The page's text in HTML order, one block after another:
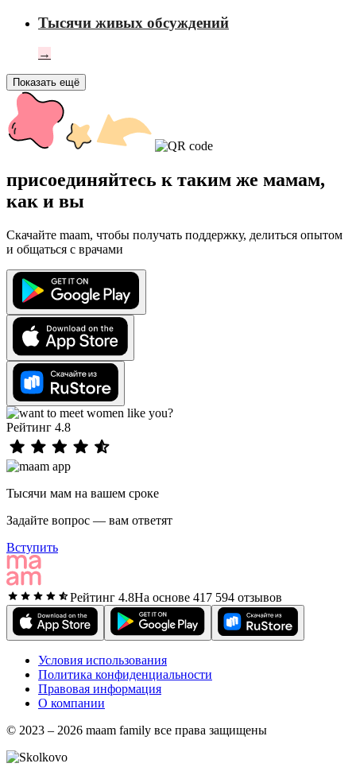
Тысячи живых обсуждений
→
Показать ещё
присоединяйтесь к таким же мамам,
как и вы
Скачайте maam, чтобы получать поддержку, делиться опытом
и общаться с врачами
Рейтинг 4.8
Тысячи мам на вашем сроке
Задайте вопрос — вам ответят
Вступить
Рейтинг 4.8На основе 417 594 отзывов
Условия использования
Политика конфиденциальности
Правовая информация
О компании
© 2023 – 2026 maam family все права защищены